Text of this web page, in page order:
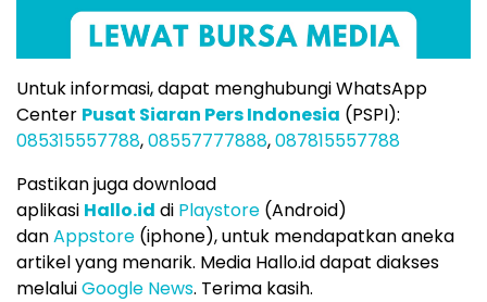
Untuk informasi, dapat menghubungi WhatsApp
Center Pusat Siaran Pers Indonesia (PSPI):
085315557788,08557777888,087815557788
Pastikan juga download
aplikasi Hallo.id di Playstore (Android)
danAppstore (iphone), untuk mendapatkan aneka
artikel yang menarik. Media Hallo.id dapat diakses
melaluiGoogle News. Terima kasih.